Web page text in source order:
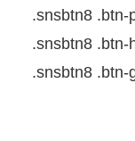
.snsbtn8 .btn-
.snsbtn8 .btn-
.snsbtn8 .btn-